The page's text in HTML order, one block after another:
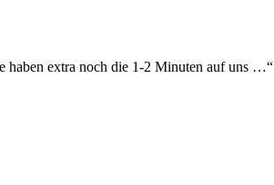
haben extra noch die 1-2 Minuten auf uns …“